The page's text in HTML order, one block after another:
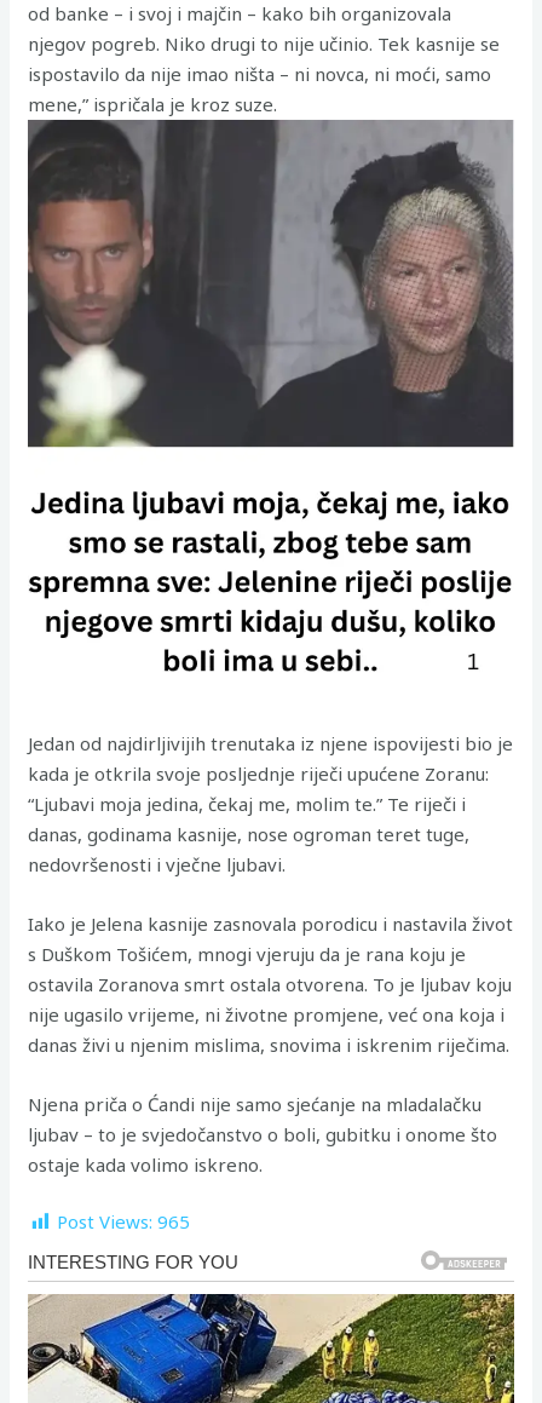
od banke – i svoj i majčin – kako bih organizovala
njegov pogreb. Niko drugi to nije učinio. Tek kasnije se
ispostavilo da nije imao ništa – ni novca, ni moći, samo
mene,” ispričala je kroz suze.
Jedan od najdirljivijih trenutaka iz njene ispovijesti bio je
kada je otkrila svoje posljednje riječi upućene Zoranu:
“Ljubavi moja jedina, čekaj me, molim te.” Te riječi i
danas, godinama kasnije, nose ogroman teret tuge,
nedovršenosti i vječne ljubavi.
Iako je Jelena kasnije zasnovala porodicu i nastavila život
s Duškom Tošićem, mnogi vjeruju da je rana koju je
ostavila Zoranova smrt ostala otvorena. To je ljubav koju
nije ugasilo vrijeme, ni životne promjene, već ona koja i
danas živi u njenim mislima, snovima i iskrenim riječima.
Njena priča o Ćandi nije samo sjećanje na mladalačku
ljubav – to je svjedočanstvo o boli, gubitku i onome što
ostaje kada volimo iskreno.
Post Views: 965